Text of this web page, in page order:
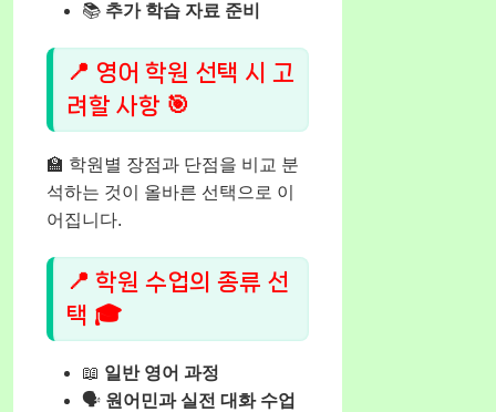
📚 추가 학습 자료 준비
📍 영어 학원 선택 시 고
려할 사항 🎯
🏫 학원별 장점과 단점을 비교 분
석하는 것이 올바른 선택으로 이
어집니다.
📍 학원 수업의 종류 선
택 🎓
📖 일반 영어 과정
🗣️ 원어민과 실전 대화 수업